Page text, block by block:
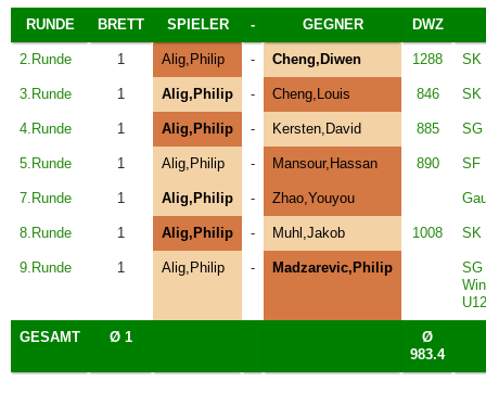
RUNDE BRETT SPIELER - GEGNER DWZ
2.Runde 1 Alig,Philip - Cheng,Diwen 1288 SK
3.Runde 1 Alig,Philip - Cheng,Louis 846 SK
4.Runde 1 Alig,Philip - Kersten,David 885 SG
5.Runde 1 Alig,Philip - Mansour,Hassan 890 SF
7.Runde 1 Alig,Philip - Zhao,Youyou
8.Runde 1 Alig,Philip - Muhl,Jakob 1008 SK
9.Runde 1 Alig,Philip - Madzarevic,Philip
SG
U12
GESAMT Ø 1
Ø
983.4